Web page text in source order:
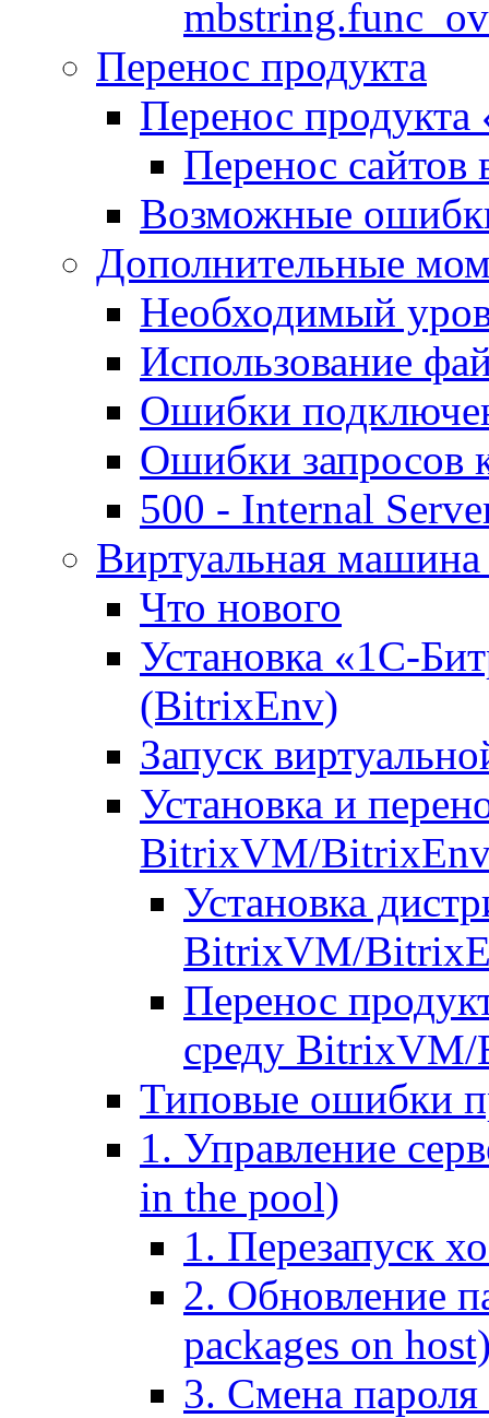
Перенос продукта
Перенос продукта
Перенос сайтов
Возможные
Дополнительные
Необходимый
Использование
Ошибки
Ошибки запросов
500 - Internal
Виртуальная
Что нового
Установка «1С-
(BitrixEnv)
Запуск
Установка и
BitrixVM/
Установка
BitrixVM/
Перенос
среду
Типовые ошибки
1. Управление
in the pool)
1. Перезапуск
2. Обновление
packages on
3. Смена пароля